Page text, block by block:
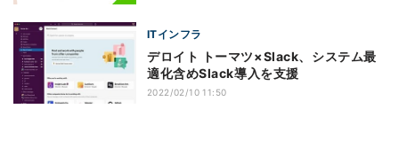
ITインフラ
デロイト トーマツ×Slack、システム最
適化含めSlack導入を支援
2022/02/10 11:50